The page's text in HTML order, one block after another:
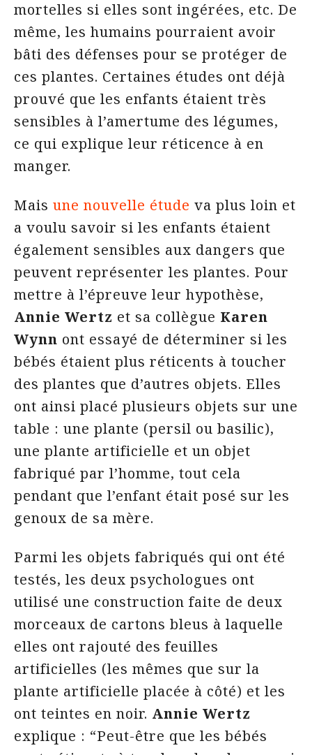
mortelles si elles sont ingérées, etc. De
même, les humains pourraient avoir
bâti des défenses pour se protéger de
ces plantes. Certaines études ont déjà
prouvé que les enfants étaient très
sensibles à l’amertume des légumes,
ce qui explique leur réticence à en
manger.
Mais une nouvelle étude va plus loin et
a voulu savoir si les enfants étaient
également sensibles aux dangers que
peuvent représenter les plantes. Pour
mettre à l’épreuve leur hypothèse,
Annie Wertz et sa collègue Karen
Wynn ont essayé de déterminer si les
bébés étaient plus réticents à toucher
des plantes que d’autres objets. Elles
ont ainsi placé plusieurs objets sur une
table : une plante (persil ou basilic),
une plante artificielle et un objet
fabriqué par l’homme, tout cela
pendant que l’enfant était posé sur les
genoux de sa mère.
Parmi les objets fabriqués qui ont été
testés, les deux psychologues ont
utilisé une construction faite de deux
morceaux de cartons bleus à laquelle
elles ont rajouté des feuilles
artificielles (les mêmes que sur la
plante artificielle placée à côté) et les
ont teintes en noir. Annie Wertz
explique : “Peut-être que les bébés